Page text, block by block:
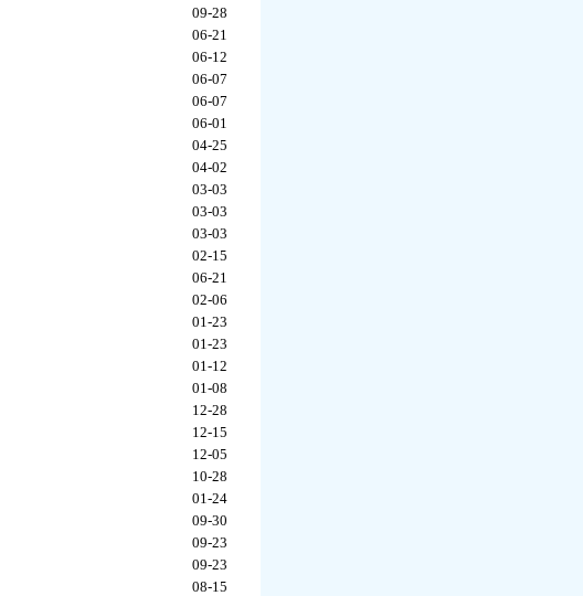
09-28
06-21
06-12
06-07
06-07
06-01
04-25
04-02
03-03
03-03
03-03
02-15
06-21
02-06
01-23
01-23
01-12
01-08
12-28
12-15
12-05
10-28
01-24
09-30
09-23
09-23
08-15